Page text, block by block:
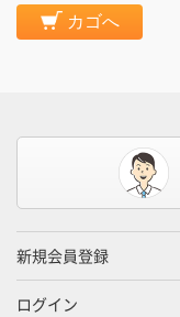
カゴへ
新規会員登録
ログイン